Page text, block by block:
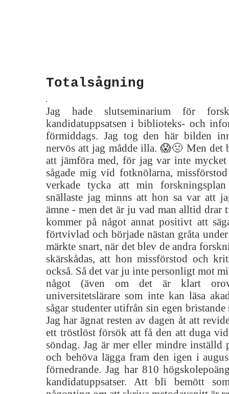
Totalsågning
Jag hade slutseminarium för
kandidatuppsatsen i biblioteks- och
förmiddags. Jag tog den här bilden
nervös att jag mådde illa. 😱🤢 Men det
att jämföra med, för jag var inte mycket
sågade mig vid fotknölarna,
verkade tycka att min
snällaste jag minns att hon sa var att
ämne - men det är ju vad man alltid drar
kommer på något annat positivt att
förtvivlad och började nästan gråta
märkte snart, när det blev de andra
skärskådas, att hon missförstod och
också. Så det var ju inte personligt mot
något (även om det är klart
universitetslärare som inte kan läsa
sågar studenter utifrån sin egen bristande
Jag har ägnat resten av dagen åt att
ett tröstlöst försök att få den att duga
söndag. Jag är mer eller mindre inställd
och behöva lägga fram den igen i
förnedrande. Jag har 810
kandidatuppsatser. Att bli bemött